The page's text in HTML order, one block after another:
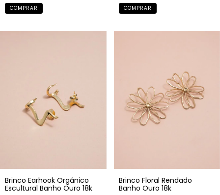
COMPRAR COMPRAR
Brinco Earhook Orgânico
Escultural Banho Ouro 18k
Brinco Floral Rendado
Banho Ouro 18k